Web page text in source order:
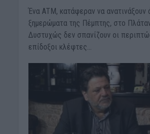
Ένα ATM, κατάφεραν να ανατινάξουν
ξημερώματα της Πέμπτης, στο
Δυστυχώς δεν σπανίζουν οι
επίδοξοι κλέφτες...